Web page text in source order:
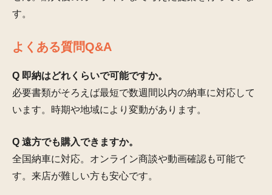
す。
よくある質問Q&A
Q 即納はどれくらいで可能ですか。
必要書類がそろえば最短で数週間以内の納車に対応して
います。時期や地域により変動があります。
Q 遠方でも購入できますか。
全国納車に対応。オンライン商談や動画確認も可能で
す。来店が難しい方も安心です。